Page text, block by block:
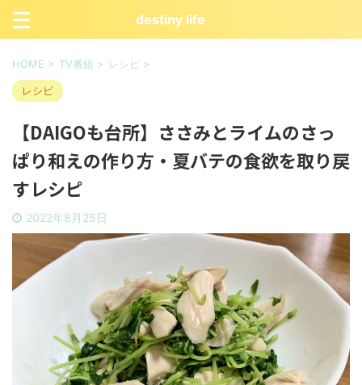
destiny life
HOME > TV番組 > レシピ >
レシピ
【DAIGOも台所】ささみとライムのさっ
ぱり和えの作り方・夏バテの食欲を取り戻
すレシピ
2022年8月25日